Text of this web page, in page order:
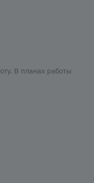
В планах работы